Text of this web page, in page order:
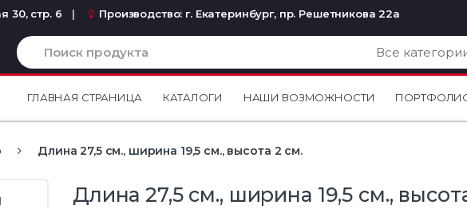
30, стр. 6 Производство: г. Екатеринбург, пр. Решетникова 22а
И
с
к
ГЛАВНАЯ СТРАНИЦА КАТАЛОГИ НАШИ ВОЗМОЖНОСТИ
Длина 27,5 см., ширина 19,5 см., высота 2 см.
Длина 27,5 см., ширина 19,5 см.,